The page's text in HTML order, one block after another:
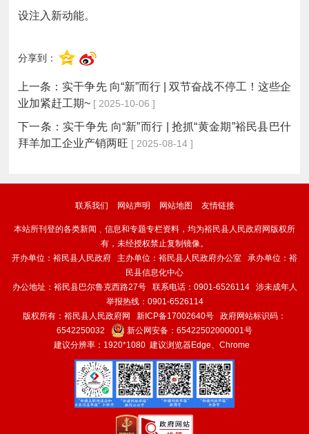
设注入新动能。
分享到：
上一条： 实干争先 向“新”而行 | 双节奋战不停工！这些企
业加紧赶工期~ [ 2025-10-06 ]
下一条： 实干争先 向“新”而行 | 抢抓“黄金期”裕民县巴什
拜羊加工企业产销两旺 [ 2025-08-14 ]
联系我们 网站声明 网站地图 友情链接
本站所刊登的各类新闻﹑信息和专题专栏资料，均为裕民县人民政府网版权所
有，未经授权禁止复制镜像。
开办单位：裕民县人民政府 主办单位：裕民县人民政府办公室 承办单位：裕
民县信息化中心
办公地址：裕民县巴尔鲁克西路27号 联系电话：0901-6526114 涉未成年人
举报热线：0901-6526114
版权所有：裕民县人民政府网 新ICP备17002640号 政府网站标识码：
6542250032
新公网安备： 65422502000001号
建议分辨率：1920*1080 建议浏览器Edge、Chrome